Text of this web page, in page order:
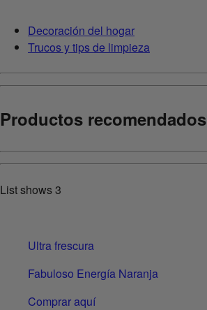
Decoración del hogar
Trucos y tips de limpieza
Productos recomendados
List shows3
Ultra frescura
Fabuloso Energía Naranja
Comprar aquí